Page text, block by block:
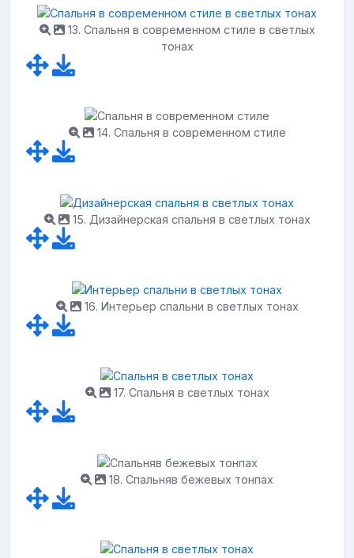
13. Спальня в современном стиле в светлых
тонах
14. Спальня в современном стиле
15. Дизайнерская спальня в светлых тонах
16. Интерьер спальни в светлых тонах
17. Спальня в светлых тонах
18. Спальняв бежевых тонпах